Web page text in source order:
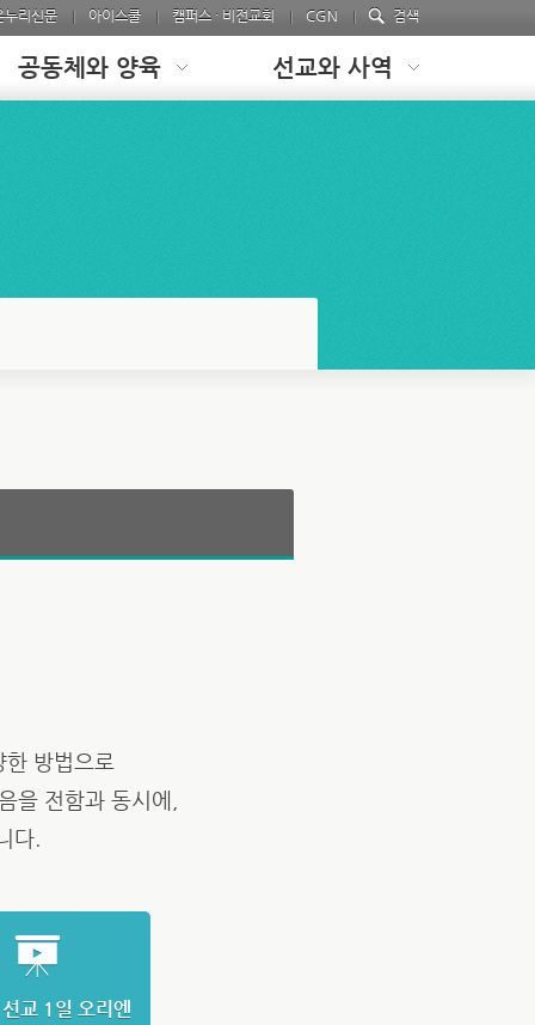
누리신문 아이스쿨 캠퍼스 · 비전교회 CGN 검색
공동체와 양육 선교와 사역
방법으로
을 전함과 동시에,
다.
교 1일 오리엔